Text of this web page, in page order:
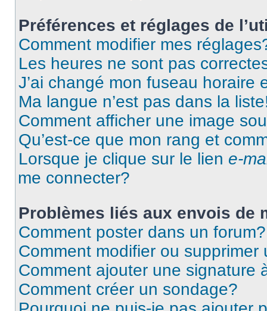
Préférences et réglages de
Comment modifier mes
Les heures ne sont pas
J’ai changé mon fuseau horaire
Ma langue n’est pas dans la
Comment afficher une image
Qu’est-ce que mon rang et
Lorsque je clique sur le lien e-
me connecter?
Problèmes liés aux envois de
Comment poster dans un forum?
Comment modifier ou supprimer
Comment ajouter une signature
Comment créer un sondage?